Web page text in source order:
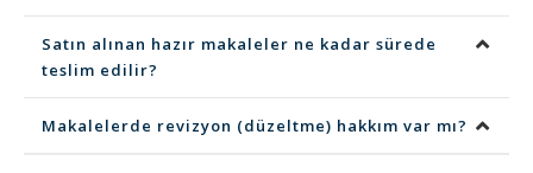
Satın alınan hazır makaleler ne kadar sürede
teslim edilir?
Makalelerde revizyon (düzeltme) hakkım var mı?